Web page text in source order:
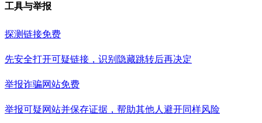
工具与举报
探测链接免费
先安全打开可疑链接，识别隐藏跳转后再决定
举报诈骗网站免费
举报可疑网站并保存证据，帮助其他人避开同样风险